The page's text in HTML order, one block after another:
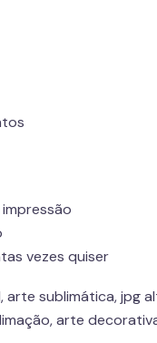
vezes quiser
sublimática, jpg
arte